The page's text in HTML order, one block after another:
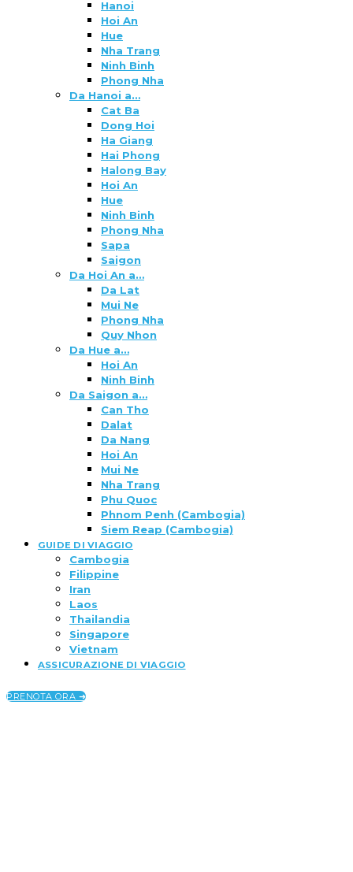
Hanoi
Hoi An
Hue
Nha Trang
Ninh Binh
Phong Nha
Da Hanoi a…
Cat Ba
Dong Hoi
Ha Giang
Hai Phong
Halong Bay
Hoi An
Hue
Ninh Binh
Phong Nha
Sapa
Saigon
Da Hoi An a…
Da Lat
Mui Ne
Phong Nha
Quy Nhon
Da Hue a…
Hoi An
Ninh Binh
Da Saigon a…
Can Tho
Dalat
Da Nang
Hoi An
Mui Ne
Nha Trang
Phu Quoc
Phnom Penh (Cambogia)
Siem Reap (Cambogia)
GUIDE DI VIAGGIO
Cambogia
Filippine
Iran
Laos
Thailandia
Singapore
Vietnam
ASSICURAZIONE DI VIAGGIO
PRENOTA ORA ➜